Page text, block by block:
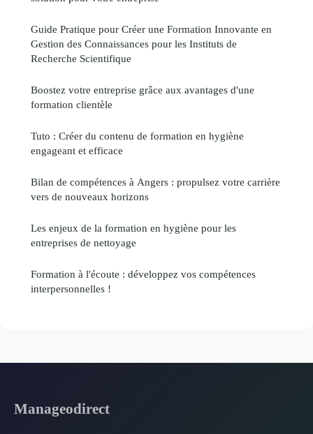
Guide Pratique pour Créer une Formation Innovante en
Gestion des Connaissances pour les Instituts de
Recherche Scientifique
Boostez votre entreprise grâce aux avantages d'une
formation clientèle
Tuto : Créer du contenu de formation en hygiène
engageant et efficace
Bilan de compétences à Angers : propulsez votre carrière
vers de nouveaux horizons
Les enjeux de la formation en hygiène pour les
entreprises de nettoyage
Formation à l'écoute : développez vos compétences
interpersonnelles !
Manageodirect